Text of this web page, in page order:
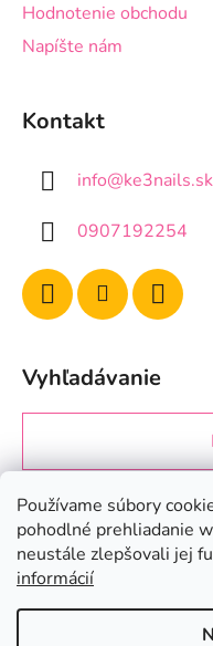
Používame súbory
pohodlné prehliadanie
neustále zlepšovali jej
informácií
Hodnotenie obchodu
Napíšte nám
Kontakt
info@ke3nails.sk
0907192254
Vyhľadávanie
Prijímame online